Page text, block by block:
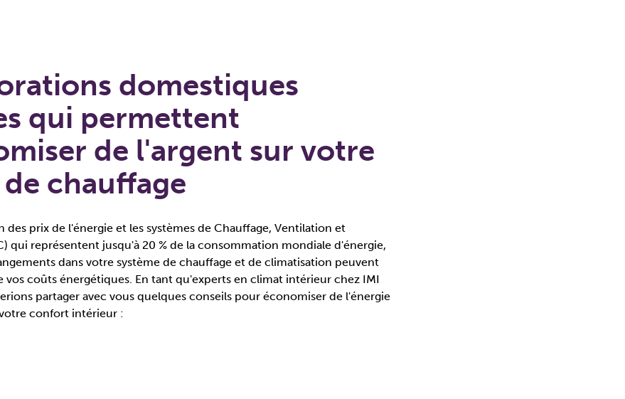
domestiques
qui permettent
de l'argent sur votre
chauffage
des prix de l'énergie et les systèmes de Chauffage, Ventilation et
qui représentent jusqu'à 20 % de la consommation mondiale d'énergie,
dans votre système de chauffage et de climatisation peuvent
coûts énergétiques. En tant qu'experts en climat intérieur chez IMI
partager avec vous quelques conseils pour économiser de l'énergie
confort intérieur :